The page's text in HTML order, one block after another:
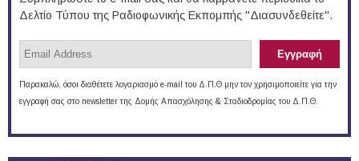
Δελτίο Τύπου της Ραδιοφωνικής Εκπομπής "Διασυνδεθείτε".
Παρακαλώ, όσοι διαθέτετε λογαριασμό e-mail του Δ.Π.Θ μην τον χρησιμοποιείτε για την
εγγραφή σας στο newsletter της Δομής Απασχόλησης & Σταδιοδρομίας του Δ.Π.Θ.